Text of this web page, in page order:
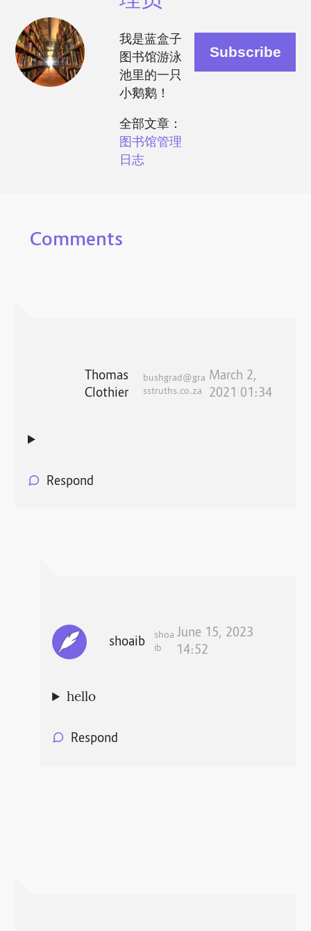
我是蓝盒子
图书馆游泳
池里的一只
小鹅鹅！
全部文章：
图书馆管理
日志
Comments
Thomas
Clothier
bushgrad@gra
sstruths.co.za
March 2,
2021 01:34
Respond
shoaib
shoa
ib
June 15, 2023
14:52
hello
Respond